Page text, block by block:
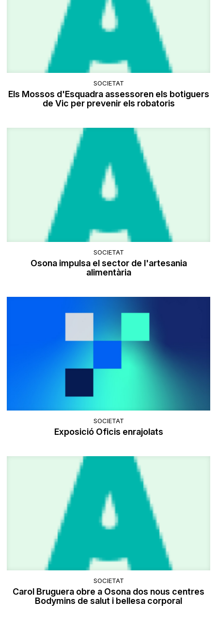
SOCIETAT
Els Mossos d'Esquadra assessoren els botiguers
de Vic per prevenir els robatoris
SOCIETAT
Osona impulsa el sector de l'artesania
alimentària
SOCIETAT
Exposició Oficis enrajolats
SOCIETAT
Carol Bruguera obre a Osona dos nous centres
Bodymins de salut i bellesa corporal